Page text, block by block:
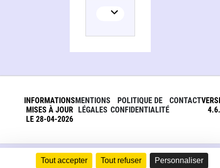
Tout accepter Tout refuser Personnaliser
INFORMATIONS
MISES À JOUR
LE 28-04-2026
MENTIONS
LÉGALES
POLITIQUE DE
CONFIDENTIALITÉ
CONTACT